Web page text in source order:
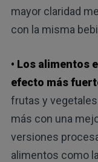
mayor claridad
con la misma
• Los alimentos
efecto más
frutas y
más con una
versiones
alimentos como